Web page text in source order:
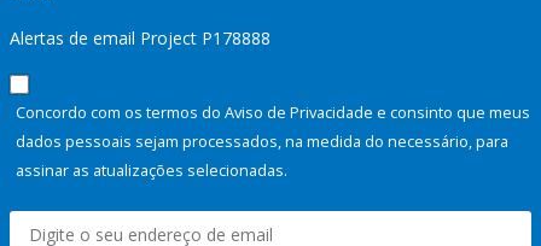
Alertas de email Project P178888
Concordo com os termos do Aviso de Privacidade e consinto que meus
dados pessoais sejam processados, na medida do necessário, para
assinar as atualizações selecionadas.